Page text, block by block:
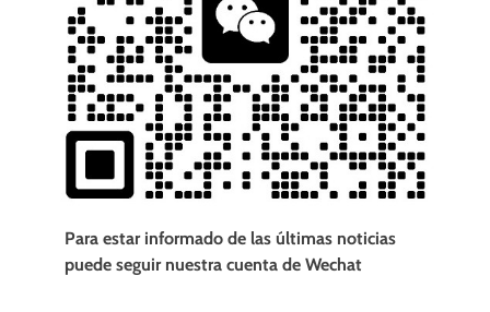
Para estar informado de las últimas noticias
puede seguir nuestra cuenta de Wechat